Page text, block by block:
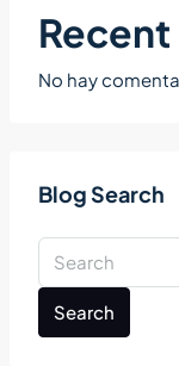
No hay
Blog Search
Search